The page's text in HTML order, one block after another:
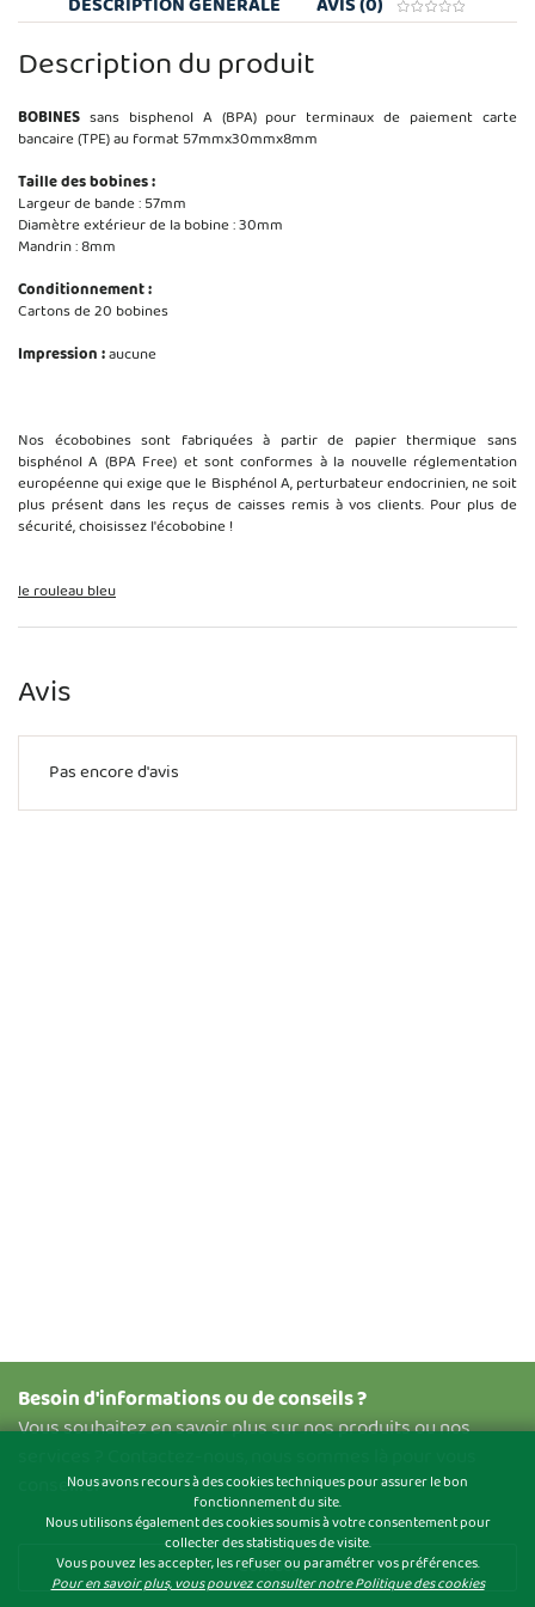
Description du produit
BOBINES sans bisphenol A (BPA) pour terminaux de paiement carte
bancaire (TPE) au format 57mmx30mmx8mm
Taille des bobines :
Largeur de bande : 57mm
Diamètre extérieur de la bobine : 30mm
Mandrin : 8mm
Conditionnement :
Cartons de 20 bobines
Impression :aucune
Nos écobobines sont fabriquées à partir de papier thermique sans
bisphénol A (BPA Free) et sont conformes à la nouvelle réglementation
européenne qui exige que le Bisphénol A, perturbateur endocrinien, ne soit
plus présent dans les reçus de caisses remis à vos clients. Pour plus de
sécurité, choisissez l'écobobine !
le rouleau bleu
Avis
Pas encore d'avis
Besoin d'informations ou de conseils ?
Vous souhaitez en savoir plus sur nos produits ou nos
conseiller
Contact
Nous avons recours à des cookies techniques pour assurer le bon
fonctionnement du site.
Nous utilisons également des cookies soumis à votre consentement pour
collecter des statistiques de visite.
Vous pouvez les accepter, les refuser ou paramétrer vos préférences.
Pour en savoir plus, vous pouvez consulter notre Politique des cookies